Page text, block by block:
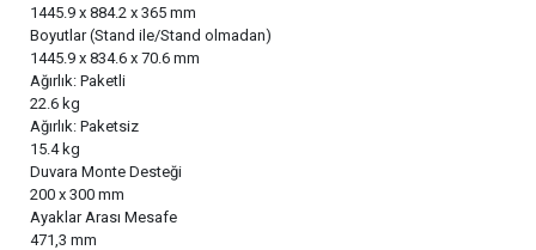
1445.9 x 884.2 x 365 mm
Boyutlar (Stand ile/Stand olmadan)
1445.9 x 834.6 x 70.6 mm
Ağırlık: Paketli
22.6 kg
Ağırlık: Paketsiz
15.4 kg
Duvara Monte Desteği
200 x 300 mm
Ayaklar Arası Mesafe
471,3 mm